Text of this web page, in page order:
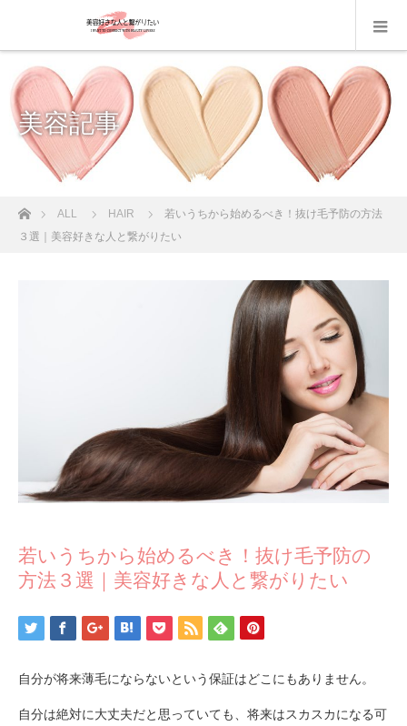
美容記事
ホームALL HAIR
若いうちから始めるべき！抜け毛予防の方法
３選｜美容好きな人と繋がりたい
若いうちから始めるべき！抜け毛予防の
方法３選｜美容好きな人と繋がりたい
自分が将来薄毛にならないという保証はどこにもありません。
自分は絶対に大丈夫だと思っていても、将来はスカスカになる可